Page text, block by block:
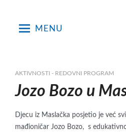
MENU
AKTIVNOSTI - REDOVNI PROGRAM
Jozo Bozo u
Djecu iz Maslačka posjetio je već
mađioničar Jozo Bozo, s